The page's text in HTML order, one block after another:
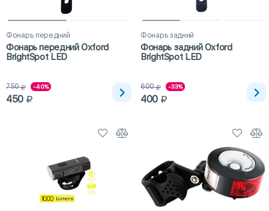
Фонарь передний
Фонарь передний Oxford
BrightSpot LED
750 -40%
450
Фонарь задний
Фонарь задний Oxford
BrightSpot LED
600 -33%
400